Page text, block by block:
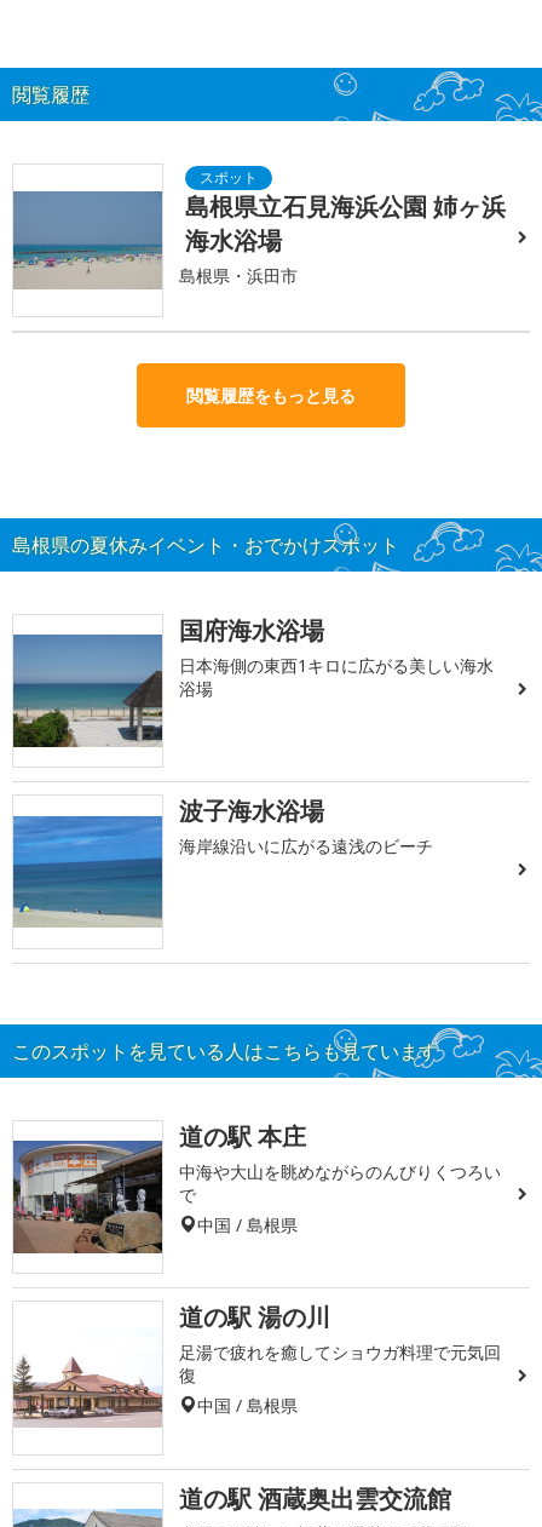
閲覧履歴
島根県立石見海浜公園 姉ヶ浜
海水浴場
島根県・浜田市
閲覧履歴をもっと見る
島根県の夏休みイベント・おでかけスポット
国府海水浴場
日本海側の東西1キロに広がる美しい海水
浴場
波子海水浴場
海岸線沿いに広がる遠浅のビーチ
このスポットを見ている人はこちらも見ています
道の駅 本庄
中海や大山を眺めながらのんびりくつろい
で
中国 / 島根県
道の駅 湯の川
足湯で疲れを癒してショウガ料理で元気回
復
中国 / 島根県
道の駅 酒蔵奥出雲交流館